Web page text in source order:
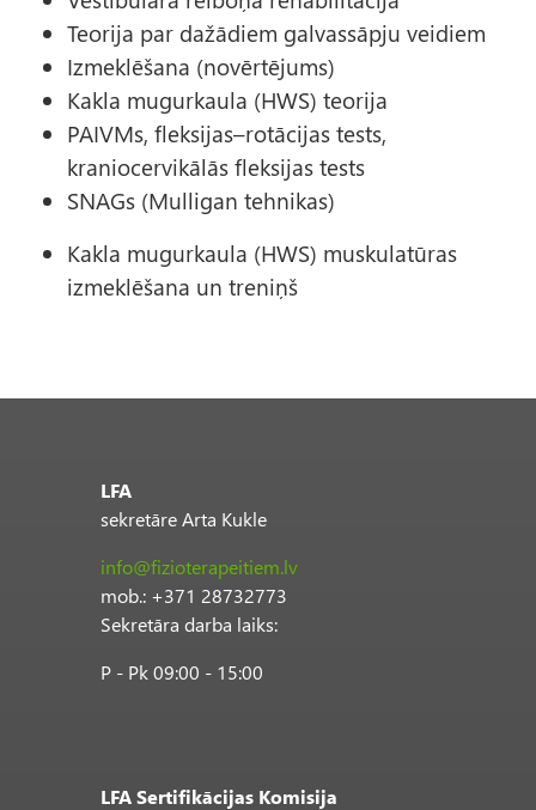
Teorija par dažādiem galvassāpju veidiem
Izmeklēšana (novērtējums)
Kakla mugurkaula (HWS) teorija
PAIVMs, fleksijas–rotācijas tests,
kraniocervikālās fleksijas tests
SNAGs (Mulligan tehnikas)
Kakla mugurkaula (HWS) muskulatūras
izmeklēšana un treniņš
LFA
sekretāre Arta Kukle
info@fizioterapeitiem.lv
mob.: +371 28732773
Sekretāra darba laiks:
P - Pk 09:00 - 15:00
LFA Sertifikācijas Komisija